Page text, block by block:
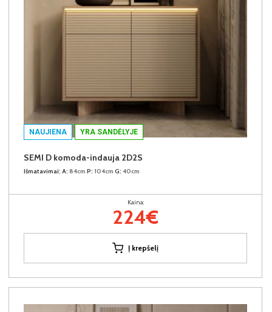
NAUJIENA YRA SANDĖLYJE
SEMI D komoda-indauja 2D2S
Išmatavimai: A: 84cm P: 104cm G: 40cm
Kaina:
224€
Į krepšelį